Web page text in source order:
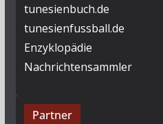
tunesienbuch.de
tunesienfussball.de
Enzyklopädie
Nachrichtensammler
Partner